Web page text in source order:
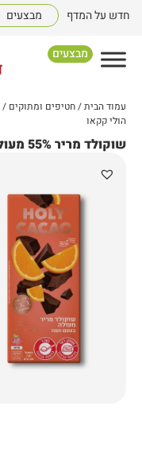
חדש על המדף מבצעים
מבצעים
עמוד הבית/חטיפים ומתוקים /
הולי קקאו
שוקולד מריר 55% מעולה בטעם תפוז הולי קקאו